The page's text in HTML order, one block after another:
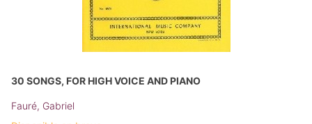
30 SONGS, FOR HIGH VOICE AND PIANO
Fauré, Gabriel